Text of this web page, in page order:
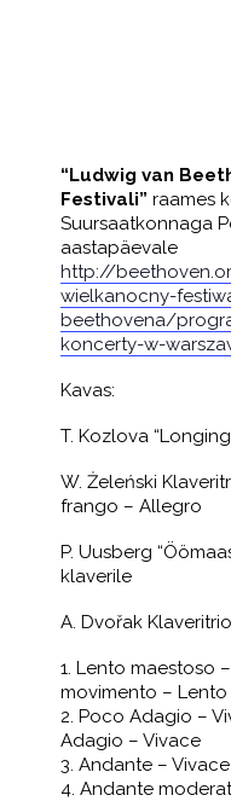
“Ludwig van
Festivali” raames
Suursaatkonnaga
aastapäevale
http://
wielkanocny-
beethovena/
koncerty-w-
Kavas:
T. Kozlova
W. Żeleński
frango – Allegro
P. Uusberg
klaverile
A. Dvořak
1. Lento maestoso
movimento –
2. Poco Adagio –
Adagio – Vivace
3. Andante –
4. Andante